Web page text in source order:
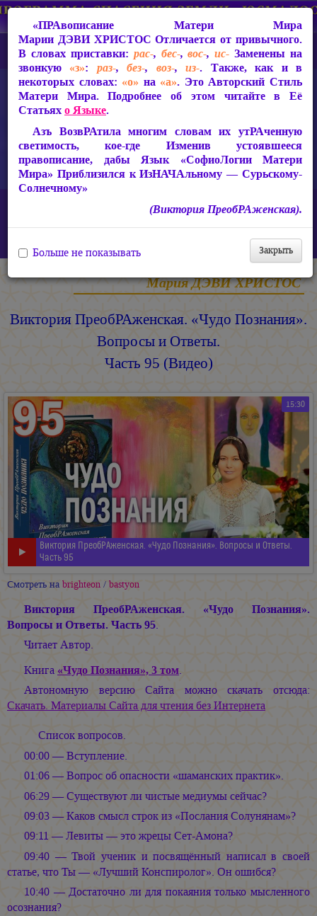
Статьи Марии ДЭВИ ХРИСТОС
Ответы на вопросы, 2010-2026 гг.
Виктория ПреобРАженская. «Чудо Познания». Вопросы и
Ответы. Часть 95 (Видео)
Мария ДЭВИ ХРИСТОС
Виктория ПреобРАженская. «Чудо Познания».
Вопросы и Ответы.
Часть 95 (Видео)
15:30
Виктория ПреобРАженская. «Чудо Познания». Вопросы и Ответы.
Часть 95
Смотреть на brighteon / bastyon
Виктория ПреобРАженская. «Чудо Познания».
Вопросы и Ответы. Часть 95.
Читает Автор.
Книга «Чудо Познания», 3 том.
Автономную версию Сайта можно скачать отсюда:
Скачать. Материалы Сайта для чтения без Интернета
Список вопросов.
00:00 — Вступление.
01:06 — Вопрос об опасности «шаманских практик».
06:29 — Существуют ли чистые медиумы сейчас?
09:03 — Каков смысл строк из «Послания Солунянам»?
09:11 — Левиты — это жрецы Сет-Амона?
09:40 — Твой ученик и посвящённый написал в своей
статье, что Ты — «Лучший Конспиролог». Он ошибся?
10:40 — Достаточно ли для покаяния только мысленного
осознания?
«ПРАвописание Матери Мира
Марии ДЭВИ ХРИСТОС Отличается от привычного.
В словах приставки: рас-, бес-,вос-,ис- Заменены на
звонкую «з»: раз-,без-, воз-,из-. Также, как и в
некоторых словах: «о» на «а». Это Авторский Стиль
Матери Мира. Подробнее об этом читайте в Её
Статьяхо Языке.
Азъ ВозвРАтила многим словам их утРАченную
светимость, кое-где Изменив устоявшееся
правописание, дабы Язык «СофиоЛогии Матери
Мира» Приблизился к ИзНАЧАльному — Сурьскому-
Солнечному»
(Виктория ПреобРАженская).
Закрыть
Больше не показывать